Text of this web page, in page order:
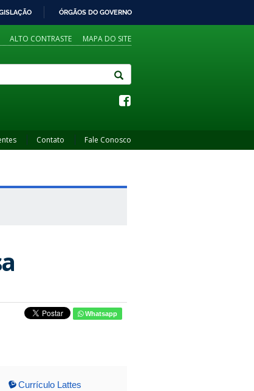
ÓRGÃOS DO GOVERNO
ALTO CONTRASTE MAPA DO SITE
Contato Fale Conosco
Whatsapp
Currículo Lattes